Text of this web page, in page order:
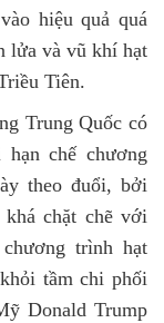
hiệu quả quá
lửa và vũ khí hạt
Tiên.
Trung Quốc có
chế chương
theo đuổi, bởi
chặt chẽ với
trình hạt
tầm chi phối
Donald Trump